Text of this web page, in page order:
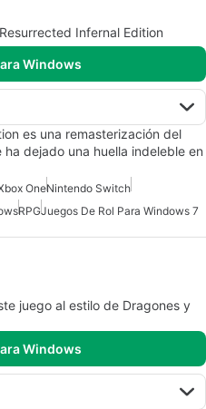
Infernal Edition
Windows
es una remasterización del
dejado una huella indeleble en
OneNintendo Switch
RPGJuegos De Rol Para Windows 7
juego al estilo de Dragones y
Windows